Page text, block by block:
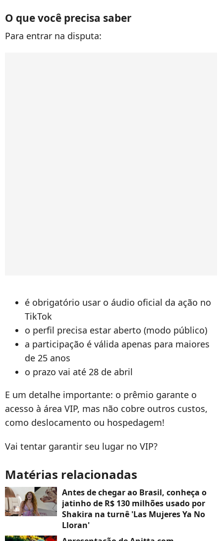
O que você precisa saber
Para entrar na disputa:
é obrigatório usar o áudio oficial da ação no
TikTok
o perfil precisa estar aberto (modo público)
a participação é válida apenas para maiores
de 25 anos
o prazo vai até 28 de abril
E um detalhe importante: o prêmio garante o
acesso à área VIP, mas não cobre outros custos,
como deslocamento ou hospedagem!
Vai tentar garantir seu lugar no VIP?
Matérias relacionadas
Antes de chegar ao Brasil, conheça o
jatinho de R$ 130 milhões usado por
Shakira na turnê 'Las Mujeres Ya No
Lloran'